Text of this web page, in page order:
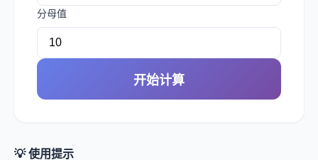
分母值
开始计算
💡 使用提示